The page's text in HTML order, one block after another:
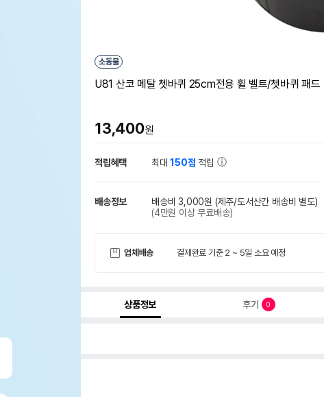
소동물
U81 산코 메탈 쳇바퀴 25cm전용 휠 벨트/쳇바퀴 패드
13,400원
적립혜택 최대150점 적립
배송정보 배송비 3,000원 (제주/도서산간 배송비 별도)
(4만원 이상 무료배송)
업체배송 결제완료 기준 2 ~ 5일 소요 예정
상품정보 후기 0